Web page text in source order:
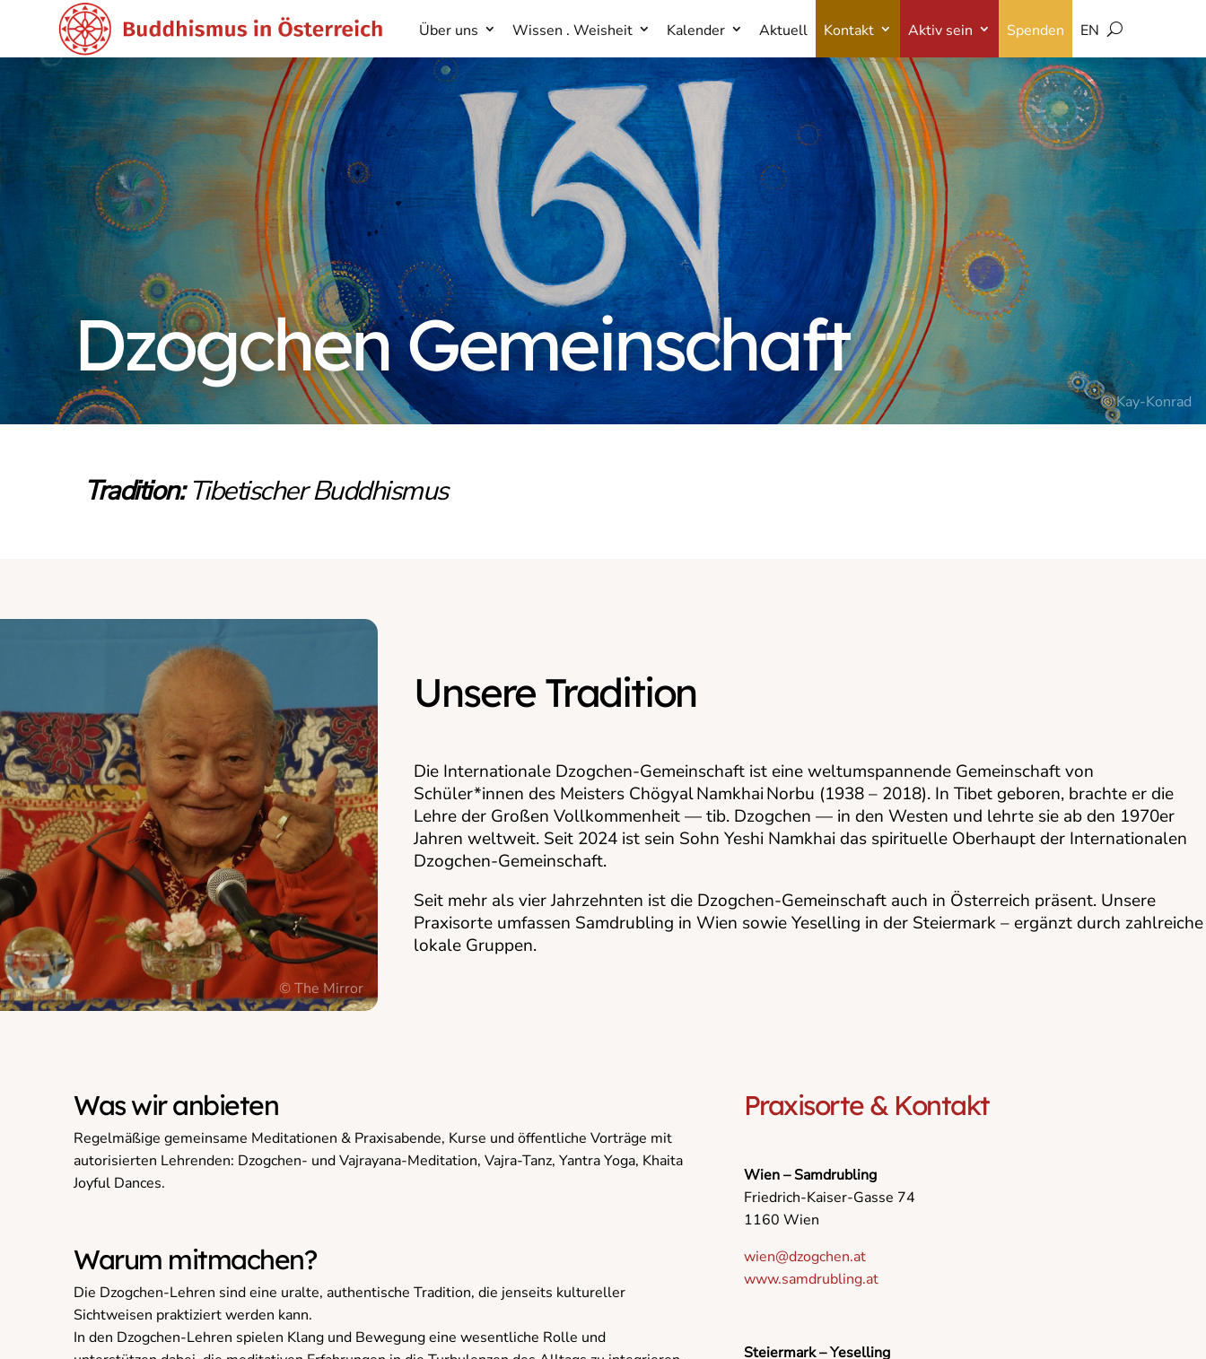
Über uns Wissen . Weisheit Kalender Aktuell Kontakt Aktiv sein Spenden EN
Über uns Wissen . Weisheit Kalender Aktuell Kontakt Aktiv sein Spenden EN
Dzogchen Gemeinschaft
© Kay-Konrad
Tradition:Tibetischer Buddhismus
© The Mirror
Unsere Tradition
Die Internationale Dzogchen-Gemeinschaft ist eine weltumspannende Gemeinschaft von
Schüler*innen des Meisters Chögyal Namkhai Norbu (1938 – 2018). In Tibet geboren, brachte er die
Lehre der Großen Vollkommenheit — tib. Dzogchen — in den Westen und lehrte sie ab den 1970er
Jahren weltweit. Seit 2024 ist sein Sohn Yeshi Namkhai das spirituelle Oberhaupt der Internationalen
Dzogchen-Gemeinschaft.
Seit mehr als vier Jahrzehnten ist die Dzogchen-Gemeinschaft auch in Österreich präsent. Unsere
Praxisorte umfassen Samdrubling in Wien sowie Yeselling in der Steiermark – ergänzt durch zahlreiche
lokale Gruppen.
Was wir anbieten
Regelmäßige gemeinsame Meditationen & Praxisabende, Kurse und öffentliche Vorträge mit
autorisierten Lehrenden: Dzogchen- und Vajrayana-Meditation, Vajra-Tanz, Yantra Yoga, Khaita
Joyful Dances.
Warum mitmachen?
Die Dzogchen-Lehren sind eine uralte, authentische Tradition, die jenseits kultureller
Sichtweisen praktiziert werden kann.
In den Dzogchen-Lehren spielen Klang und Bewegung eine wesentliche Rolle und
Praxisorte & Kontakt
Wien – Samdrubling
Friedrich-Kaiser-Gasse 74
1160 Wien
wien@dzogchen.at
www.samdrubling.at
Steiermark – Yeselling